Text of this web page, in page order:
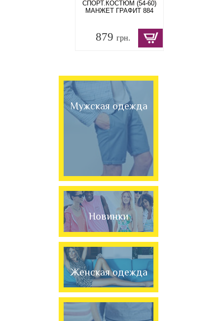
СПОРТ.КОСТЮМ (54-60)
МАНЖЕТ ГРАФИТ 884
879 грн.
Мужская одежда
Новинки
Женская одежда